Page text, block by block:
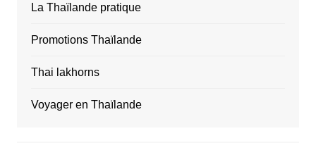
La Thaïlande pratique
Promotions Thaïlande
Thai lakhorns
Voyager en Thaïlande